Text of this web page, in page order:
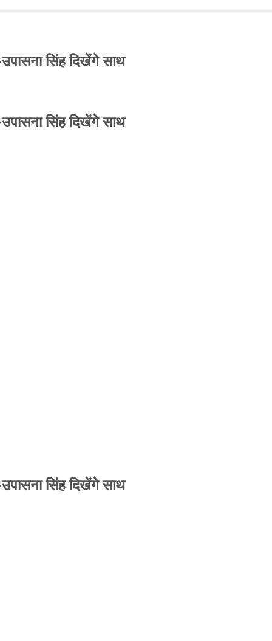
उपासना सिंह दिखेंगे साथ
उपासना सिंह दिखेंगे साथ
उपासना सिंह दिखेंगे साथ